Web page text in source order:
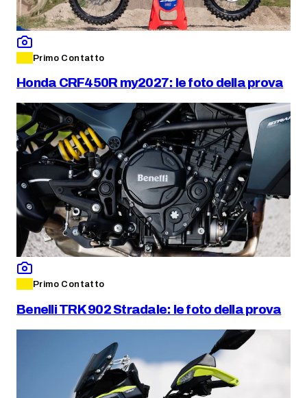
Primo Contatto
Honda CRF450R my2027: le foto della prova
Primo Contatto
Benelli TRK 902 Stradale: le foto della prova